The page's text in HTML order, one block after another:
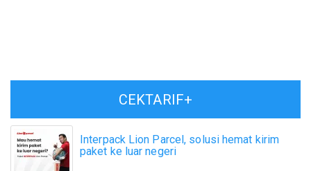
CEKTARIF+
Interpack Lion Parcel, solusi hemat kirim
paket ke luar negeri